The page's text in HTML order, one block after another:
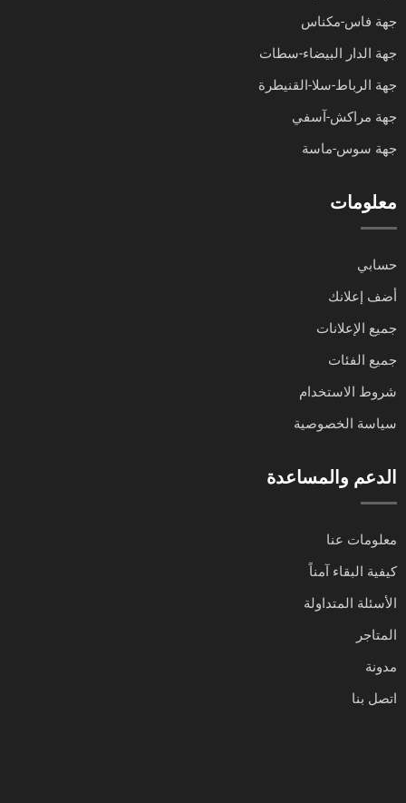
جهة فاس-مكناس
جهة الدار البيضاء-سطات
جهة الرباط-سلا-القنيطرة
جهة مراكش-آسفي
جهة سوس-ماسة
معلومات
حسابي
أضف إعلانك
جميع الإعلانات
جميع الفئات
شروط الاستخدام
سياسة الخصوصية
الدعم والمساعدة
معلومات عنا
كيفية البقاء آمناً
الأسئلة المتداولة
المتاجر
مدونة
اتصل بنا